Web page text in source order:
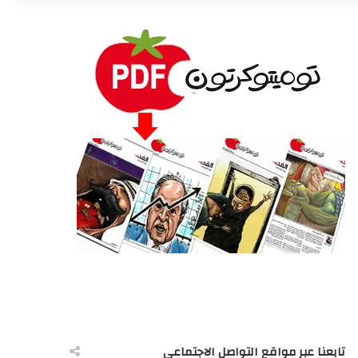
تابعنا عبر مواقع التواصل الاجتماعى